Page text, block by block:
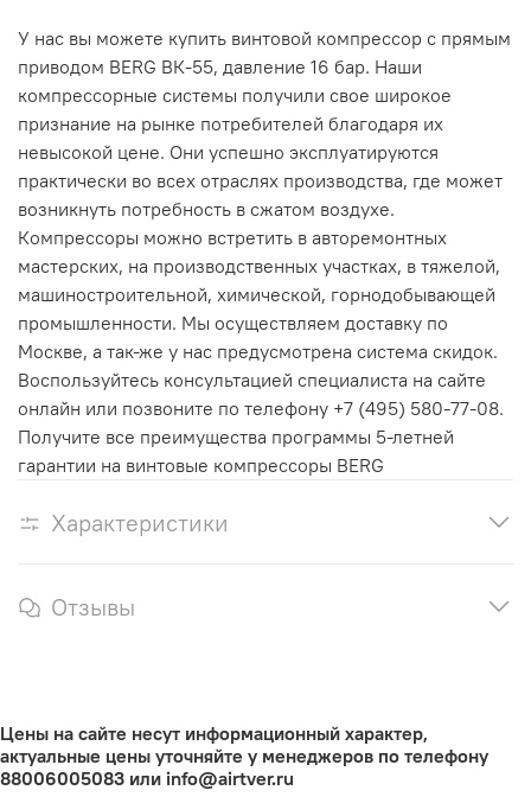
У нас вы можете купить винтовой компрессор с прямым
приводом BERG ВК-55, давление 16 бар. Наши
компрессорные системы получили свое широкое
признание на рынке потребителей благодаря их
невысокой цене. Они успешно эксплуатируются
практически во всех отраслях производства, где может
возникнуть потребность в сжатом воздухе.
Компрессоры можно встретить в авторемонтных
мастерских, на производственных участках, в тяжелой,
машиностроительной, химической, горнодобывающей
промышленности. Мы осуществляем доставку по
Москве, а так-же у нас предусмотрена система скидок.
Воспользуйтесь консультацией специалиста на сайте
онлайн или позвоните по телефону +7 (495) 580-77-08.
Получите все преимущества программы 5-летней
гарантии на винтовые компрессоры BERG
Характеристики
Отзывы
Цены на сайте несут информационный характер,
актуальные цены уточняйте у менеджеров по телефону
88006005083 или info@airtver.ru